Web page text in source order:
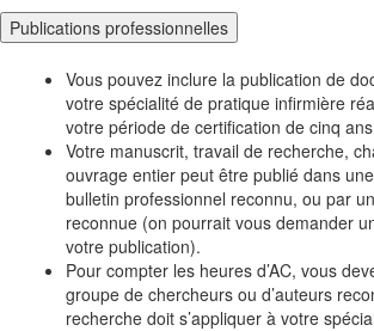
Publications professionnelles
Vous pouvez inclure la publication de
votre spécialité de pratique infirmière
votre période de certification de cinq
Votre manuscrit, travail de recherche,
ouvrage entier peut être publié dans
bulletin professionnel reconnu, ou par
reconnue (on pourrait vous demander
votre publication).
Pour compter les heures d’AC, vous
groupe de chercheurs ou d’auteurs
recherche doit s’appliquer à votre